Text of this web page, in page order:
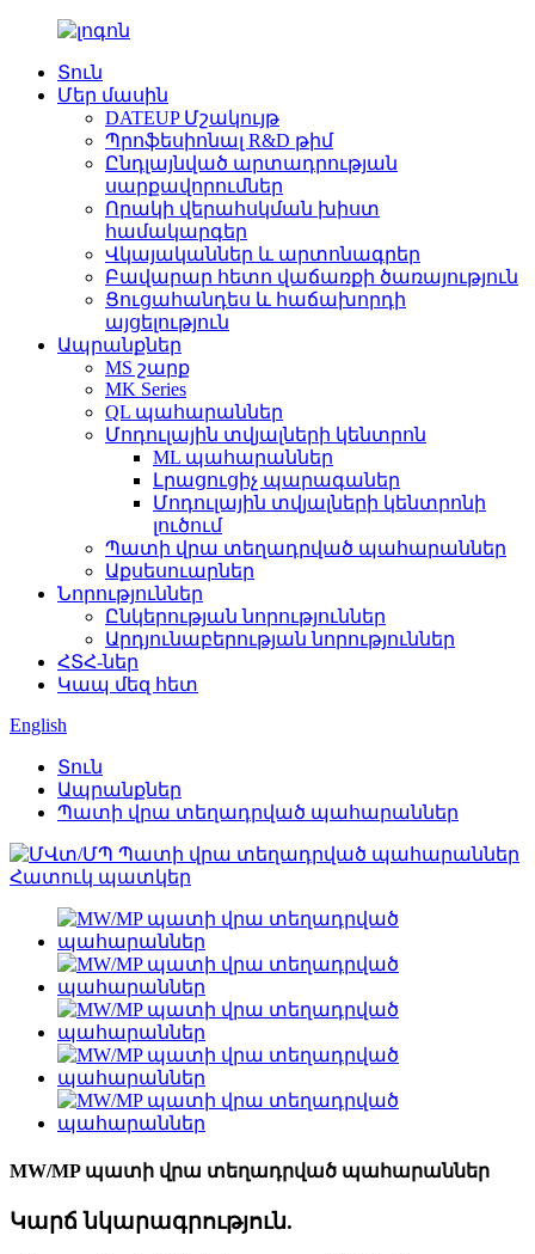
Տուն
Մեր մասին
DATEUP Մշակույթ
Պրոֆեսիոնալ R&D թիմ
Ընդլայնված արտադրության
սարքավորումներ
Որակի վերահսկման խիստ
համակարգեր
Վկայականներ և արտոնագրեր
Բավարար հետո վաճառքի ծառայություն
Ցուցահանդես և հաճախորդի
այցելություն
Ապրանքներ
MS շարք
MK Series
QL պահարաններ
Մոդուլային տվյալների կենտրոն
ML պահարաններ
Լրացուցիչ պարագաներ
Մոդուլային տվյալների կենտրոնի
լուծում
Պատի վրա տեղադրված պահարաններ
Աքսեսուարներ
Նորություններ
Ընկերության նորություններ
Արդյունաբերության նորություններ
ՀՏՀ-ներ
Կապ մեզ հետ
English
Տուն
Ապրանքներ
Պատի վրա տեղադրված պահարաններ
MW/MP պատի վրա տեղադրված պահարաններ
Կարճ նկարագրություն.